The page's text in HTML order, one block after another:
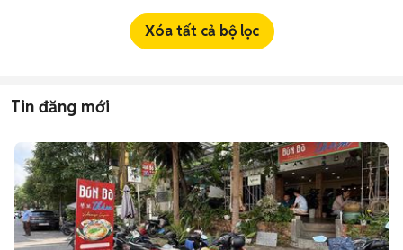
Xóa tất cả bộ lọc
Tin đăng mới